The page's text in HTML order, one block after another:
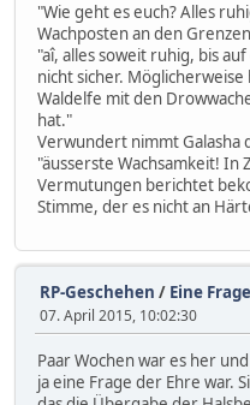
"Wie geht es euch? Alles
Wachposten an den
"aî, alles soweit ruhig, bis
nicht sicher.
Waldelfe mit den
hat."
Verwundert nimmt Galasha
"äusserste Wachsamkeit! In
Vermutungen berichtet
Stimme, der es nicht an
RP-Geschehen / Eine
07. April 2015, 10:02:30
Paar Wochen war es her
ja eine Frage der Ehre war.